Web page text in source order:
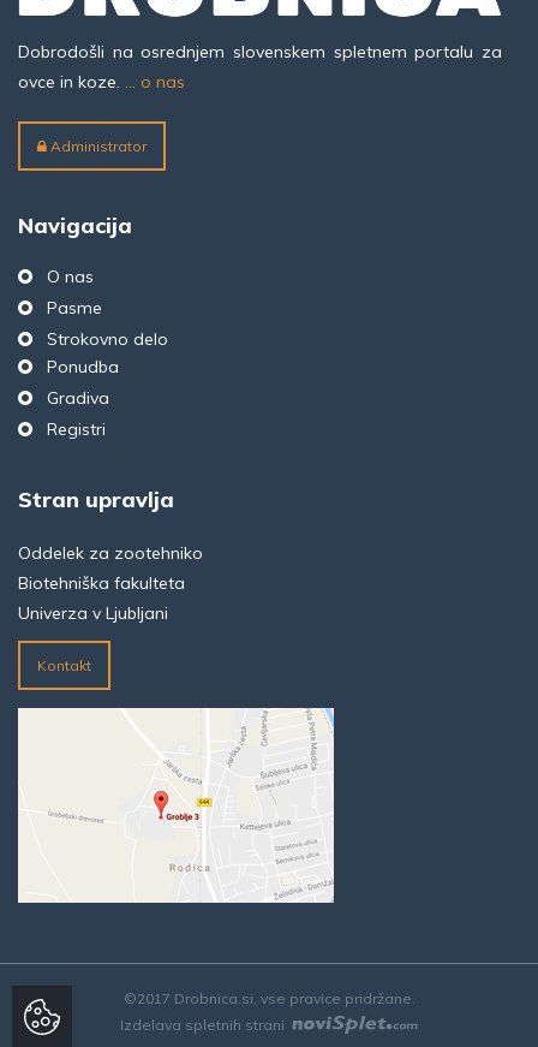
Dobrodošli na osrednjem slovenskem spletnem portalu za
ovce in koze. ... o nas
Administrator
Navigacija
O nas
Pasme
Strokovno delo
Ponudba
Gradiva
Registri
Stran upravlja
Oddelek za zootehniko
Biotehniška fakulteta
Univerza v Ljubljani
Kontakt
©2017 Drobnica.si, vse pravice pridržane.
Izdelava spletnih strani